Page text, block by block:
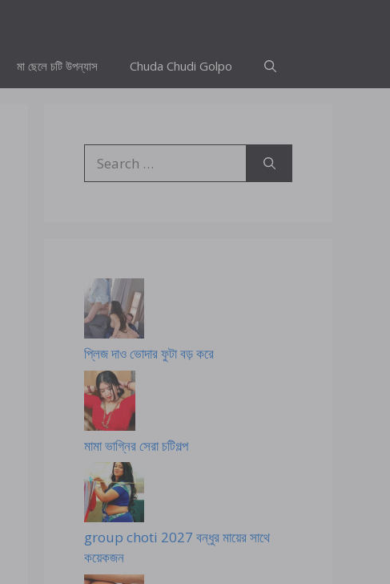
মা ছেলে চটি উপন্যাস Chuda Chudi Golpo
for:
প্লিজ দাও ভোদার ফুটা বড় করে
মামা ভাগ্নির সেরা চটিগল্প
group choti 2027 বন্ধুর মায়ের সাথে
কয়েকজন